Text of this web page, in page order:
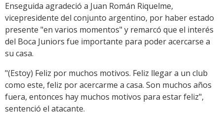
Enseguida agradeció a Juan Román Riquelme,
vicepresidente del conjunto argentino, por haber estado
presente "en varios momentos" y remarcó que el interés
del Boca Juniors fue importante para poder acercarse a
su casa.
"(Estoy) Feliz por muchos motivos. Feliz llegar a un club
como este, feliz por acercarme a casa. Son muchos años
fuera, entonces hay muchos motivos para estar feliz",
sentenció el atacante.